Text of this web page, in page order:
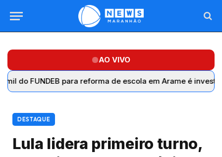
AO VIVO
para reforma de escola em Arame é investigado sem
DESTAQUE
Lula lidera primeiro turno,